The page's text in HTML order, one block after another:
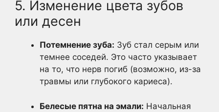
5. Изменение цвета зубов
или десен
Потемнение зуба: Зуб стал серым или
темнее соседей. Это часто указывает
на то, что нерв погиб (возможно, из-за
травмы или глубокого кариеса).
Белесые пятна на эмали: Начальная